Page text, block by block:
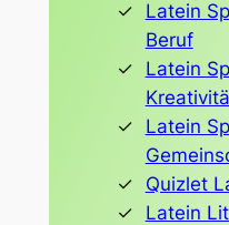
Latein
Beruf
Latein
Latein
Quizlet
Latein